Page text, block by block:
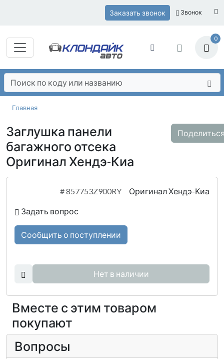
Заказать звонок Звонок
0
Главная
Заглушка панели
багажного отсека
Оригинал Хендэ-Киа
#857753Z900RY Оригинал Хендэ-Киа
Задать вопрос
Сообщить о поступлении
Нет в наличии
Вместе с этим товаром
покупают
Вопросы